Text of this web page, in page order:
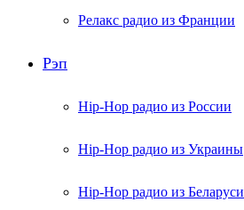
Релакс радио из Франции
Рэп
Hip-Hop радио из России
Hip-Hop радио из Украины
Hip-Hop радио из Беларуси